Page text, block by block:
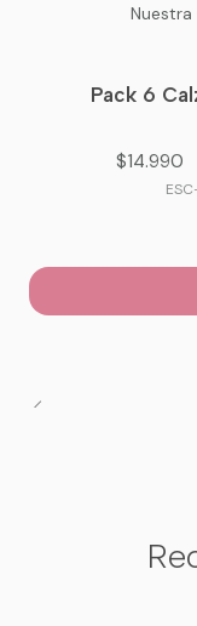
Nuestra
Pack 6
$14.990